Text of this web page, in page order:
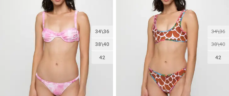
34\36
38\40
42
34\36
38\40
42